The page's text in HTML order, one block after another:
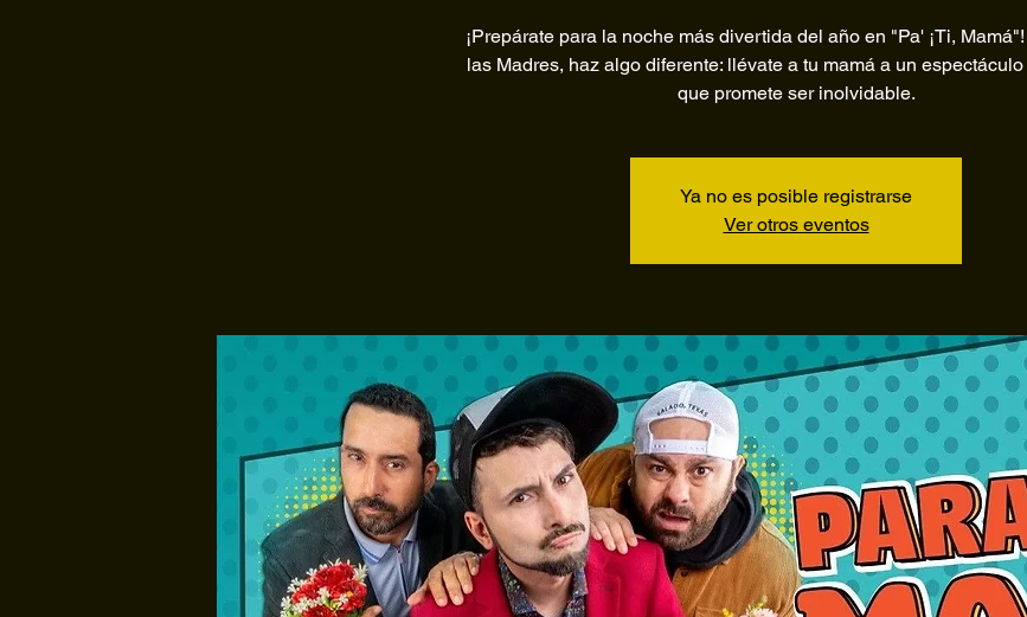
¡Prepárate para la noche más divertida del año en "Pa' ¡Ti,
las Madres, haz algo diferente: llévate a tu mamá a un
que promete ser inolvidable.
Ya no es posible registrarse
Ver otros eventos